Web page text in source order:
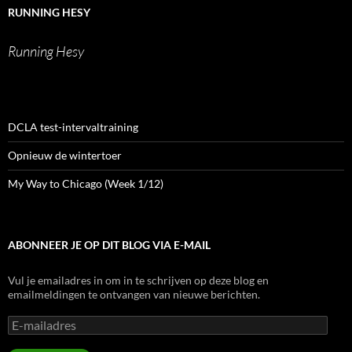
LinkedIn
RUNNING HESY
Running Hesy
DCLA test-intervaltraining
Opnieuw de wintertoer
My Way to Chicago (Week 1/12)
ABONNEER JE OP DIT BLOG VIA E-MAIL
Vul je emailadres in om in te schrijven op deze blog en
emailmeldingen te ontvangen van nieuwe berichten.
E-
mailadres